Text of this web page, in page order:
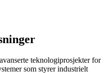
teknologiprosjekter for
som styrer industrielt